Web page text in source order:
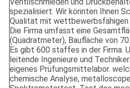
Ventilschmieden und
spezialisiert. Wir könnten Ihnen
Qualität mit wettbewerbsfähigen
Die Firma umfasst eine
(Quadratmeter), Baufläche von
Es gibt 600 staffes in der Firma.
leitende Ingenieure und
eigenes Prüfungsmittelabor.
chemische Analyse,